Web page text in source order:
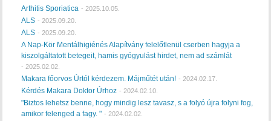
Arthitis Sporiatica - 2025.10.05.
ALS - 2025.09.20.
ALS - 2025.09.20.
A Nap-Kör Mentálhigiénés Alapítvány felelőtlenül cserben hagyja a
kiszolgáltatott betegeit, hamis gyógyulást hirdet, nem ad számlát
- 2025.02.02.
Makara főorvos Úrtól kérdezem. Májműtét után! - 2024.02.17.
Kérdés Makara Doktor Úrhoz - 2024.02.10.
"Biztos lehetsz benne, hogy mindig lesz tavasz, s a folyó újra folyni fog,
amikor felenged a fagy. " - 2024.02.02.